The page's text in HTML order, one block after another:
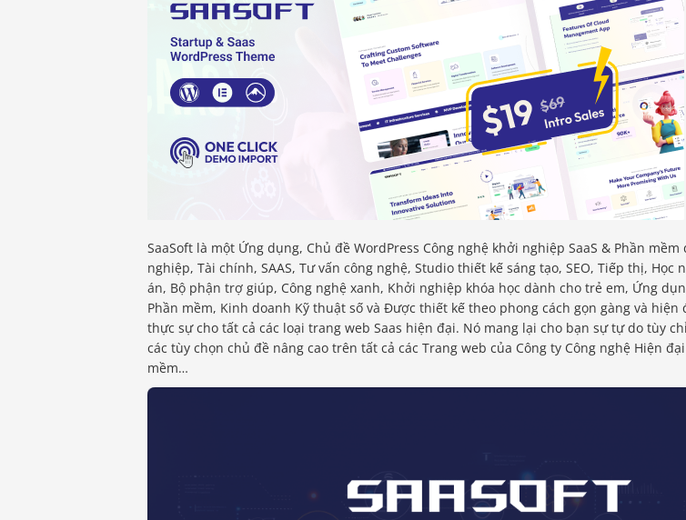
SaaSoft là một Ứng dụng, Chủ đề WordPress Công nghệ khởi nghiệp SaaS & Phần
nghiệp, Tài chính, SAAS, Tư vấn công nghệ, Studio thiết kế sáng tạo, SEO, Tiếp thị, Học
án, Bộ phận trợ giúp, Công nghệ xanh, Khởi nghiệp khóa học dành cho trẻ em, Ứng
Phần mềm, Kinh doanh Kỹ thuật số và Được thiết kế theo phong cách gọn gàng và
thực sự cho tất cả các loại trang web Saas hiện đại. Nó mang lại cho bạn sự tự do tùy
các tùy chọn chủ đề nâng cao trên tất cả các Trang web của Công ty Công nghệ Hiện
mềm…